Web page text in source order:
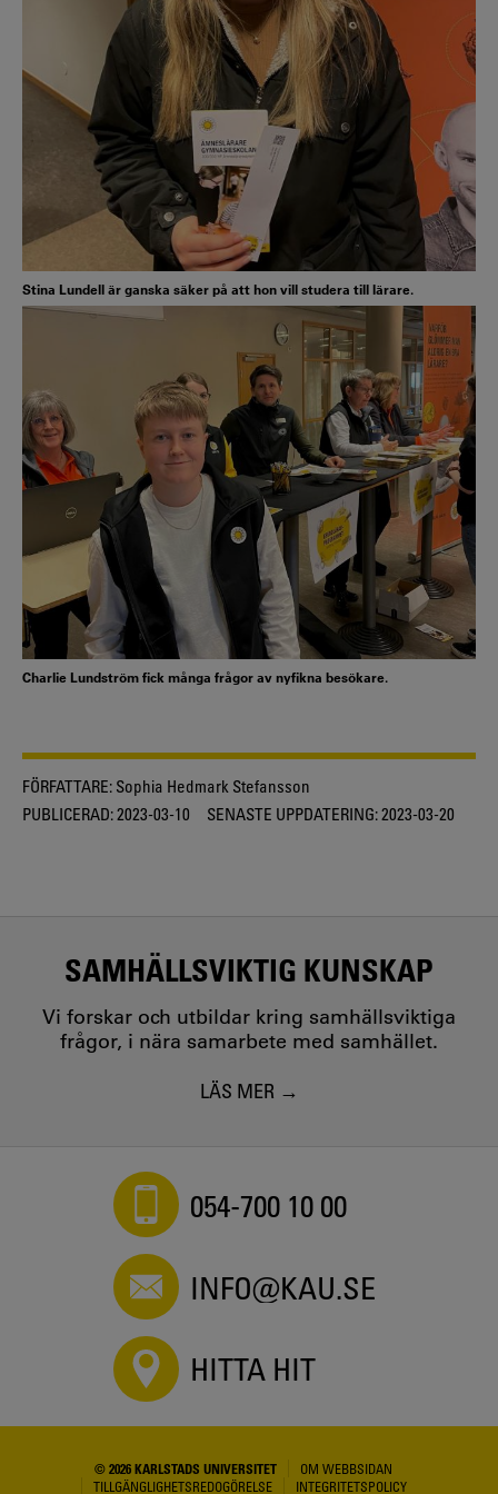
Stina Lundell är ganska säker på att hon vill studera till lärare.
Charlie Lundström fick många frågor av nyfikna besökare.
FÖRFATTARE: Sophia Hedmark Stefansson
PUBLICERAD:2023-03-10 SENASTE UPPDATERING:2023-03-20
SAMHÄLLSVIKTIG KUNSKAP
Vi forskar och utbildar kring samhällsviktiga
frågor, i nära samarbete med samhället.
LÄS MER
054-700 10 00
INFO@KAU.SE
HITTA HIT
© 2026 KARLSTADS UNIVERSITET
OM WEBBSIDAN
TILLGÄNGLIGHETSREDOGÖRELSE
INTEGRITETSPOLICY